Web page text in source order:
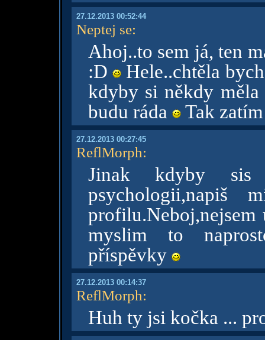
27.12.2013 00:52:44
Neptej se:
Ahoj..to sem já, ten
:D
Hele..chtěla
kdyby si někdy měla
budu ráda
Tak zatím
27.12.2013 00:27:45
ReflMorph:
Jinak kdyby
myslim to
příspěvky
27.12.2013 00:14:37
ReflMorph:
Huh ty jsi kočka ...